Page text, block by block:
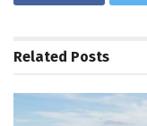
Related Posts